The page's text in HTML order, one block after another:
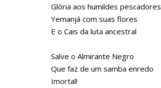
Glória aos humildes pescadores
Yemanjá com suas flores
E o Cais da luta ancestral
Salve o Almirante Negro
Que faz de um samba enredo
Imortal!